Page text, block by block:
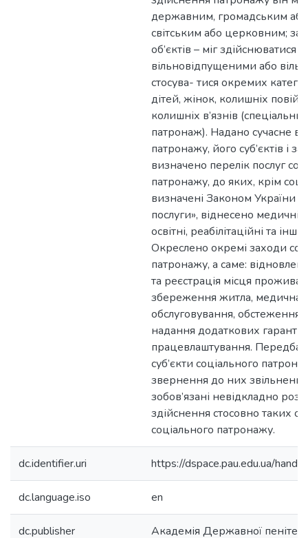
державним, громадським
світським або церковним;
об’єктів – міг здійснюватися
вільновідпущеними або
стосува- тися окремих
дітей, жінок, колишніх повій,
колишніх в’язнів
патронаж). Надано сучасне
патронажу, його суб’єктів і
визначено перелік послуг
патронажу, до яких, крім
визначені Законом України
послуги», віднесено
освітні, реабілітаційні та інші
Окреслено окремі заходи
патронажу, а саме:
та реєстрація місця
збереження житла, медична
обслуговування, обстеження
надання додаткових гарантій
працевлаштування.
суб’єкти соціального
звернення до них звільнених
зобов’язані невідкладно
здійснення стосовно таких
соціального патронажу.
dc.identifier.uri https://dspace.pau.edu.ua/
dc.language.iso en
dc.publisher Академія Державної